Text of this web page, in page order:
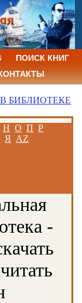
ПОИСК КНИГ
БИБЛИОТЕКЕ
Н О П Р
Я AZ
-